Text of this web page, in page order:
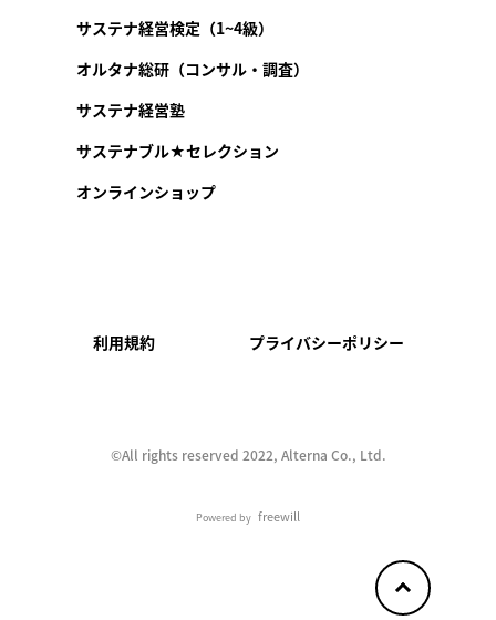
サステナ経営検定（1~4級）
オルタナ総研（コンサル・調査）
サステナ経営塾
サステナブル★セレクション
オンラインショップ
利用規約 プライバシーポリシー
©︎All rights reserved 2022, Alterna Co., Ltd.
Powered by freewill